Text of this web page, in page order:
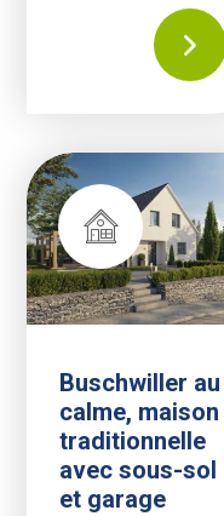
Buschwiller au
calme, maison
traditionnelle
avec sous-sol
et garage